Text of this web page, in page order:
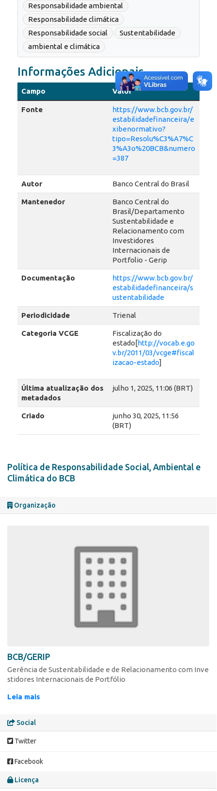
Política de Responsabilidade Social, Ambiental e
Climática do BCB
Organização
BCB/GERIP
Gerência de Sustentabilidade e de Relacionamento com Inve
stidores Internacionais de Portfólio​
Leia mais
Social
Twitter
Facebook
Licença
Responsabilidade ambiental
Responsabilidade climática
Responsabilidade social
Sustentabilidade
ambiental e climática
Informações Adicionais
Campo Valor
Fonte
https://www.bcb.gov.br/
estabilidadefinanceira/e
xibenormativo?
tipo=Resolu%C3%A7%C
3%A3o%20BCB&numero
=387
Autor Banco Central do Brasil
Mantenedor
Banco Central do
Brasil/Departamento
Sustentabilidade e
Relacionamento com
Investidores
Internacionais de
Portfolio - Gerip
Documentação
https://www.bcb.gov.br/
estabilidadefinanceira/s
ustentabilidade
Periodicidade Trienal
Categoria VCGE
Fiscalização do
estado[http://vocab.e.go
v.br/2011/03/vcge#fiscal
izacao-estado]
Última atualização dos
metadados
julho 1, 2025, 11:06 (BRT)
Criado
junho 30, 2025, 11:56
(BRT)